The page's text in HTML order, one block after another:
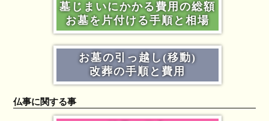
墓じまいにかかる費用の総額
お墓を片付ける手順と相場
お墓の引っ越し(移動)
改葬の手順と費用
仏事に関する事